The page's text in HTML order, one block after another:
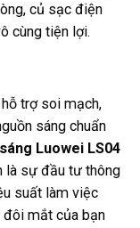
củ sạc điện
cùng tiện lợi.
trợ soi mạch,
sáng chuẩn
Luowei LS04
là sự đầu tư thông
suất làm việc
đôi mắt của bạn